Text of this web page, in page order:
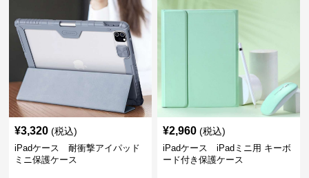
¥3,320 (税込)
iPadケース 耐衝撃アイパッド
ミニ保護ケース
¥2,960 (税込)
iPadケース iPadミニ用 キーボ
ード付き保護ケース